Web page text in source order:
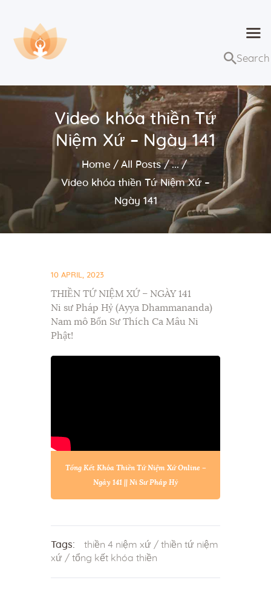
Video khóa thiền Tứ
Niệm Xứ – Ngày 141
Home All Posts
...
Video khóa thiền Tứ Niệm Xứ –
Ngày 141
Trang chủ
Bài giảng
Lớp học và sự kiện
Về Dhammaduta
10 APRIL, 2023
THIỀN TỨ NIỆM XỨ – NGÀY 141
Ni sư Pháp Hỷ (Ayya Dhammananda)
Nam mô Bổn Sư Thích Ca Mâu Ni
Phật!
Tổng Kết Khóa Thiền Tứ Niệm Xứ Online –
Ngày 141 || Ni Sư Pháp Hỷ
Tags: thiền 4 niệm xứ/ thiền tứ niệm
xứ / tổng kết khóa thiền